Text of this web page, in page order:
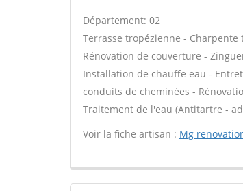
Département: 02
Terrasse tropézienne -
Rénovation de couverture -
Installation de chauffe eau -
conduits de cheminées -
Traitement de l'eau (Antitartre -
Voir la fiche artisan : Mg